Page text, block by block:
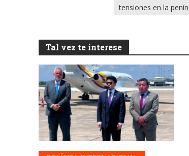
tensiones en la
Tal vez te interese